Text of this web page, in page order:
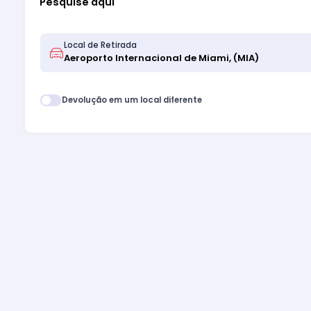
Local de Retirada
Devolução em um local diferente